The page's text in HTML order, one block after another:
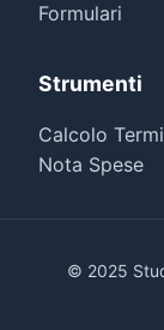
Formulari
Strumenti
Calcolo
Nota Spese
© 2025